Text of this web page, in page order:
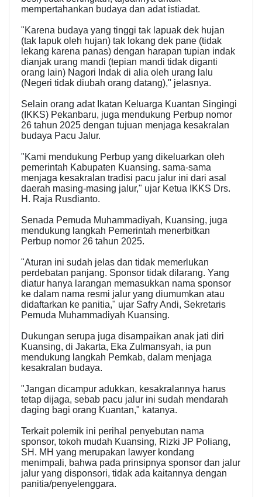
mempertahankan budaya dan adat istiadat.
"Karena budaya yang tinggi tak lapuak dek hujan
(tak lapuk oleh hujan) tak lokang dek pane (tidak
lekang karena panas) dengan harapan tupian indak
dianjak urang mandi (tepian mandi tidak diganti
orang lain) Nagori Indak di alia oleh urang lalu
(Negeri tidak diubah orang datang)," jelasnya.
Selain orang adat Ikatan Keluarga Kuantan Singingi
(IKKS) Pekanbaru, juga mendukung Perbup nomor
26 tahun 2025 dengan tujuan menjaga kesakralan
budaya Pacu Jalur.
"Kami mendukung Perbup yang dikeluarkan oleh
pemerintah Kabupaten Kuansing. sama-sama
menjaga kesakralan tradisi pacu jalur ini dari asal
daerah masing-masing jalur," ujar Ketua IKKS Drs.
H. Raja Rusdianto.
Senada Pemuda Muhammadiyah, Kuansing, juga
mendukung langkah Pemerintah menerbitkan
Perbup nomor 26 tahun 2025.
"Aturan ini sudah jelas dan tidak memerlukan
perdebatan panjang. Sponsor tidak dilarang. Yang
diatur hanya larangan memasukkan nama sponsor
ke dalam nama resmi jalur yang diumumkan atau
didaftarkan ke panitia," ujar Safry Andi, Sekretaris
Pemuda Muhammadiyah Kuansing.
Dukungan serupa juga disampaikan anak jati diri
Kuansing, di Jakarta, Eka Zulmansyah, ia pun
mendukung langkah Pemkab, dalam menjaga
kesakralan budaya.
"Jangan dicampur adukkan, kesakralannya harus
tetap dijaga, sebab pacu jalur ini sudah mendarah
daging bagi orang Kuantan," katanya.
Terkait polemik ini perihal penyebutan nama
sponsor, tokoh mudah Kuansing, Rizki JP Poliang,
SH. MH yang merupakan lawyer kondang
menimpali, bahwa pada prinsipnya sponsor dan jalur
jalur yang disponsori, tidak ada kaitannya dengan
panitia/penyelenggara.